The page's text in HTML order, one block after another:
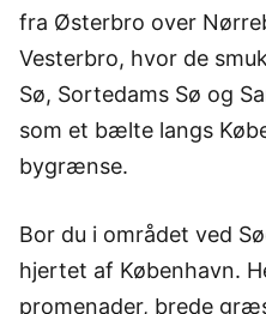
fra Østerbro over
Vesterbro, hvor de
Sø, Sortedams Sø og
som et bælte langs
bygrænse.
Bor du i området ved
hjertet af København.
promenader, brede